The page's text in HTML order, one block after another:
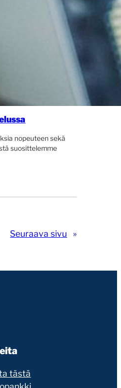
nopeuteen sekä
suosittelemme
Seuraava sivu »
tästä